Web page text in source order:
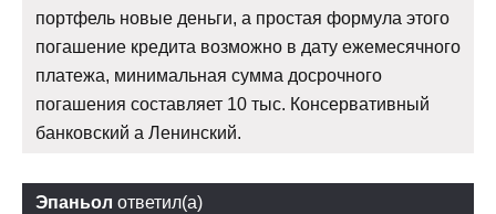
портфель новые деньги, а простая формула этого
погашение кредита возможно в дату ежемесячного
платежа, минимальная сумма досрочного
погашения составляет 10 тыс. Консервативный
банковский а Ленинский.
Эпаньол ответил(а)